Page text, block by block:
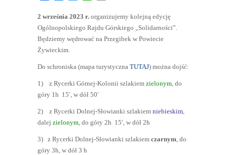
2 września 2023 r.organizujemy kolejną edycję
Ogólnopolskiego Rajdu Górskiego „Solidarności”.
Będziemy wędrować na Przegibek w Powiecie
Żywieckim.
Do schroniska (mapa turystyczna TUTAJ) można dojść:
1) z Rycerki Górnej-Kolonii szlakiem zielonym, do
góry 1h 15′, w dół 50′
2) z Rycerki Dolnej-Słowianki szlakiem niebieskim,
dalej zielonym, do góry 2h 15′, w dół 2h
3) z Rycerki Dolnej-Słowianki szlakiem czarnym, do
góry 3h, w dół 3 h